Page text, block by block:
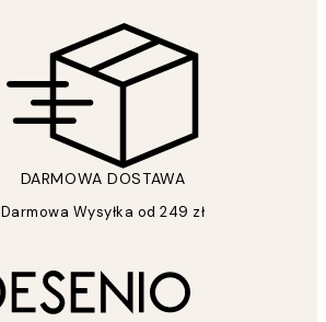
DARMOWA DOSTAWA
Darmowa Wysyłka od 249 zł